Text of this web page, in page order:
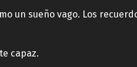
un sueño vago. Los
capaz.